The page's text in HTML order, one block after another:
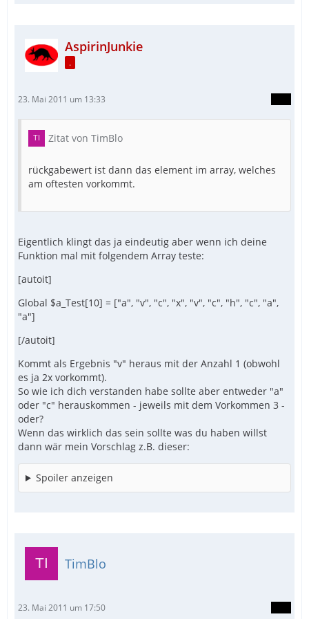
AspirinJunkie
.
23. Mai 2011 um 13:33
Zitat von TimBlo
rückgabewert ist dann das element im array, welches
am oftesten vorkommt.
Eigentlich klingt das ja eindeutig aber wenn ich deine
Funktion mal mit folgendem Array teste:
[autoit]
Global $a_Test[10] = ["a", "v", "c", "x", "v", "c", "h", "c", "a",
"a"]
[/autoit]
Kommt als Ergebnis "v" heraus mit der Anzahl 1 (obwohl
es ja 2x vorkommt).
So wie ich dich verstanden habe sollte aber entweder "a"
oder "c" herauskommen - jeweils mit dem Vorkommen 3 -
oder?
Wenn das wirklich das sein sollte was du haben willst
dann wär mein Vorschlag z.B. dieser:
Spoiler anzeigen
TimBlo
23. Mai 2011 um 17:50